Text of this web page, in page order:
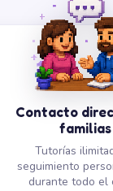
Contacto
familias
Tutorías
seguimiento
durante todo el